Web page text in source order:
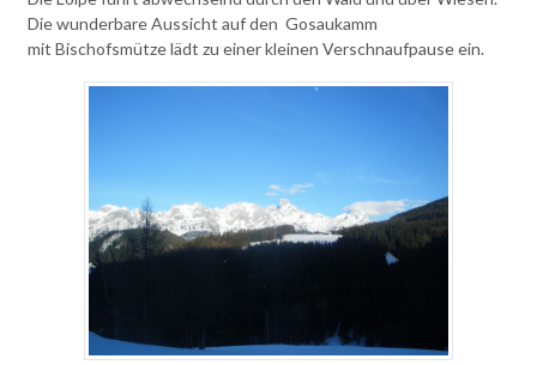
Die wunderbare Aussicht auf den Gosaukamm
mit Bischofsmütze lädt zu einer kleinen Verschnaufpause ein.